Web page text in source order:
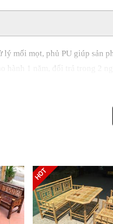
lý mối mọt, phủ PU giúp sản
hành 1 năm, đổi trả trong 2